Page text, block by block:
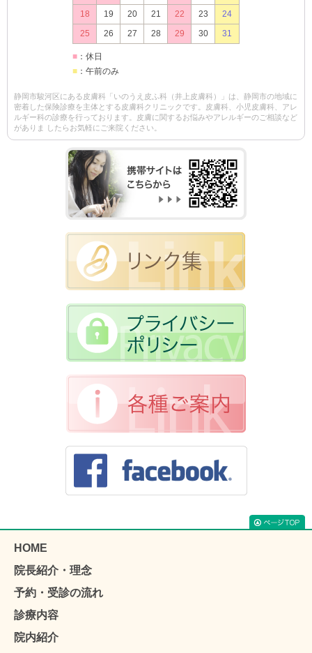
18
19 20 21 22 23
24
25
26 27 28 29 30 31
■ ：休日
■ ：午前のみ
静岡市駿河区にある皮膚科「いのうえ皮ふ科（井上皮膚科）」は、静岡市の地域に
密着した保険診療を主体とする皮膚科クリニックです。皮膚科、小児皮膚科、アレ
ルギー科の診療を行っております。皮膚に関するお悩みやアレルギーのご相談など
がありま したらお気軽にご来院ください。
HOME
院長紹介・理念
予約・受診の流れ
診療内容
院内紹介